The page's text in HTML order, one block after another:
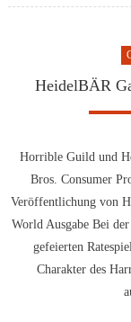
HeidelBÄR
Horrible Guild und
Bros. Consumer
Veröffentlichung von
World Ausgabe Bei
gefeierten
Charakter des